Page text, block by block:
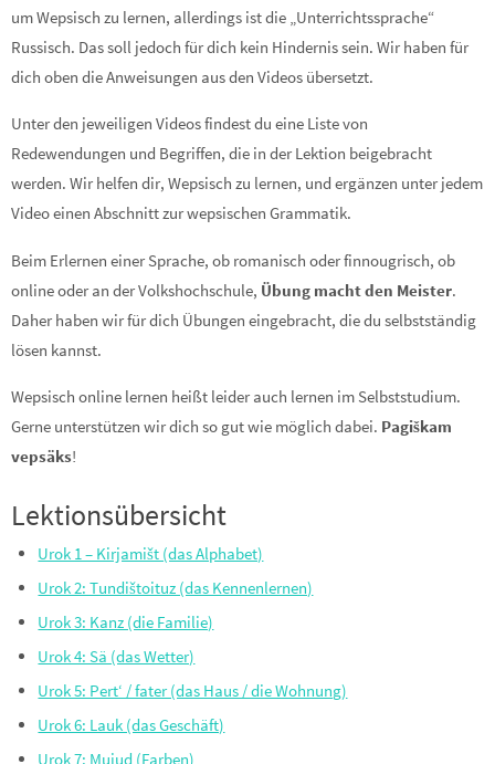
um Wepsisch zu lernen, allerdings ist die „Unterrichtssprache“
Russisch. Das soll jedoch für dich kein Hindernis sein. Wir haben für
dich oben die Anweisungen aus den Videos übersetzt.
Unter den jeweiligen Videos findest du eine Liste von
Redewendungen und Begriffen, die in der Lektion beigebracht
werden. Wir helfen dir, Wepsisch zu lernen, und ergänzen unter jedem
Video einen Abschnitt zur wepsischen Grammatik.
Beim Erlernen einer Sprache, ob romanisch oder finnougrisch, ob
online oder an der Volkshochschule, Übung macht den Meister.
Daher haben wir für dich Übungen eingebracht, die du selbstständig
lösen kannst.
Wepsisch online lernen heißt leider auch lernen im Selbststudium.
Gerne unterstützen wir dich so gut wie möglich dabei. Pagiškam
vepsäks!
Lektionsübersicht
Urok 1 – Kirjamišt (das Alphabet)
Urok 2: Tundištoituz (das Kennenlernen)
Urok 3: Kanz (die Familie)
Urok 4: Sä (das Wetter)
Urok 5: Pert‘ / fater (das Haus / die Wohnung)
Urok 6: Lauk (das Geschäft)
Urok 7: Mujud (Farben)